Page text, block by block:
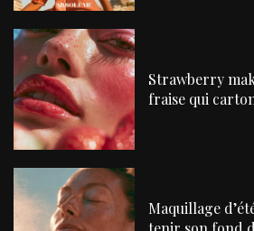
Strawberry
fraise qui
Maquillage